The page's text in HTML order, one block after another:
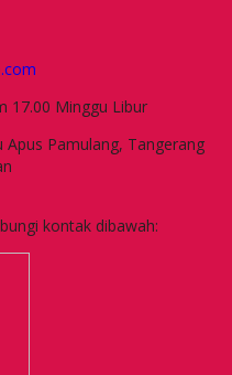
17.00 Minggu Libur
Apus Pamulang, Tangerang
kontak dibawah: